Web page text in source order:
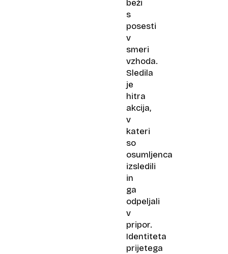
beži
s
posesti
v
smeri
vzhoda.
Sledila
je
hitra
akcija,
v
kateri
so
osumljenca
izsledili
in
ga
odpeljali
v
pripor.
Identiteta
prijetega